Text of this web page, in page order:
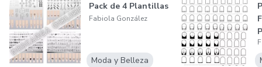
- Arabescos
- Fimos
Pack de 4 Plantillas
Fabiola González
Moda y Belleza